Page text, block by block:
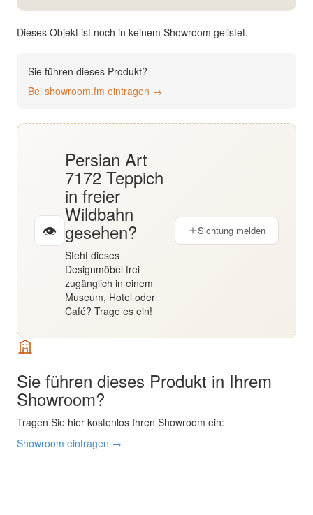
Deutsch
Dieses Objekt ist noch in keinem Showroom gelistet.
Sie führen dieses Produkt?
Bei showroom.fm eintragen →
👁
Persian Art
7172 Teppich
in freier
Wildbahn
gesehen?
Steht dieses
Designmöbel frei
zugänglich in einem
Museum, Hotel oder
Café? Trage es ein!
Sichtung melden
Sie führen dieses Produkt in Ihrem
Showroom?
Tragen Sie hier kostenlos Ihren Showroom ein:
Showroom eintragen →